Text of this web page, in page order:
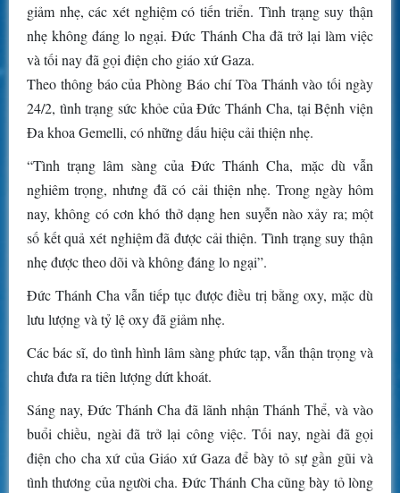
giảm nhẹ, các xét nghiệm có tiến triển. Tình trạng suy thận
nhẹ không đáng lo ngại. Đức Thánh Cha đã trở lại làm việc
và tối nay đã gọi điện cho giáo xứ Gaza.
Theo thông báo của Phòng Báo chí Tòa Thánh vào tối ngày
24/2, tình trạng sức khỏe của Đức Thánh Cha, tại Bệnh viện
Đa khoa Gemelli, có những dấu hiệu cải thiện nhẹ.
“Tình trạng lâm sàng của Đức Thánh Cha, mặc dù vẫn
nghiêm trọng, nhưng đã có cải thiện nhẹ. Trong ngày hôm
nay, không có cơn khó thở dạng hen suyễn nào xảy ra; một
số kết quả xét nghiệm đã được cải thiện. Tình trạng suy thận
nhẹ được theo dõi và không đáng lo ngại”.
Đức Thánh Cha vẫn tiếp tục được điều trị bằng oxy, mặc dù
lưu lượng và tỷ lệ oxy đã giảm nhẹ.
Các bác sĩ, do tình hình lâm sàng phức tạp, vẫn thận trọng và
chưa đưa ra tiên lượng dứt khoát.
Sáng nay, Đức Thánh Cha đã lãnh nhận Thánh Thể, và vào
buổi chiều, ngài đã trở lại công việc. Tối nay, ngài đã gọi
điện cho cha xứ của Giáo xứ Gaza để bày tỏ sự gần gũi và
tình thương của người cha. Đức Thánh Cha cũng bày tỏ lòng